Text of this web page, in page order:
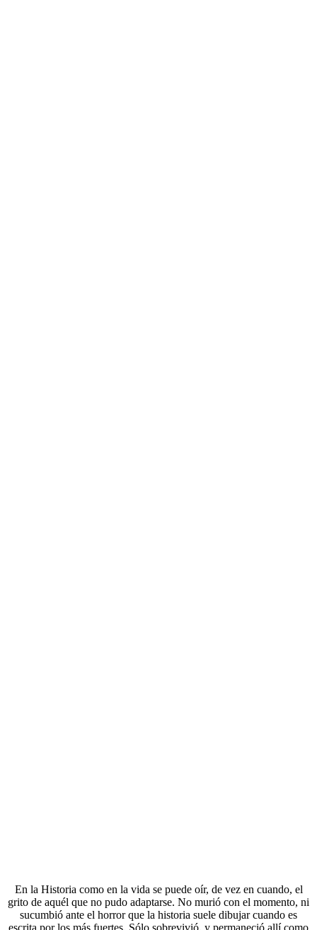
En la Historia como en la vida se puede oír, de vez en cuando, el
grito de aquél que no pudo adaptarse. No murió con el momento, ni
sucumbió ante el horror que la historia suele dibujar cuando es